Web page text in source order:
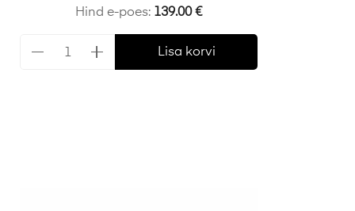
Hind e-poes: 139.00€
Lisa korvi